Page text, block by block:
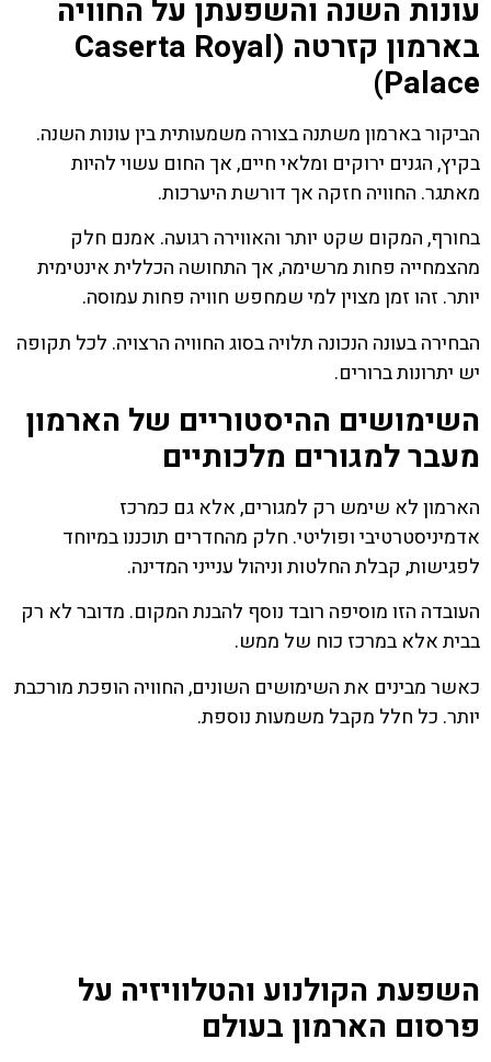
עונות השנה והשפעתן על החוויה
בארמון קזרטה (Caserta Royal
Palace)
הביקור בארמון משתנה בצורה משמעותית בין עונות השנה.
בקיץ, הגנים ירוקים ומלאי חיים, אך החום עשוי להיות
מאתגר. החוויה חזקה אך דורשת היערכות.
בחורף, המקום שקט יותר והאווירה רגועה. אמנם חלק
מהצמחייה פחות מרשימה, אך התחושה הכללית אינטימית
יותר. זהו זמן מצוין למי שמחפש חוויה פחות עמוסה.
הבחירה בעונה הנכונה תלויה בסוג החוויה הרצויה. לכל תקופה
יש יתרונות ברורים.
השימושים ההיסטוריים של הארמון
מעבר למגורים מלכותיים
הארמון לא שימש רק למגורים, אלא גם כמרכז
אדמיניסטרטיבי ופוליטי. חלק מהחדרים תוכננו במיוחד
לפגישות, קבלת החלטות וניהול ענייני המדינה.
העובדה הזו מוסיפה רובד נוסף להבנת המקום. מדובר לא רק
בבית אלא במרכז כוח של ממש.
כאשר מבינים את השימושים השונים, החוויה הופכת מורכבת
יותר. כל חלל מקבל משמעות נוספת.
השפעת הקולנוע והטלוויזיה על
פרסום הארמון בעולם